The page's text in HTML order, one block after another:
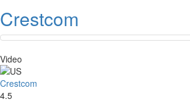
Crestcom
Video
Crestcom
4.5